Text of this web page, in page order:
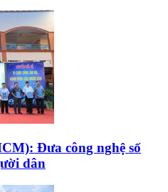
Đưa công nghệ số
dân